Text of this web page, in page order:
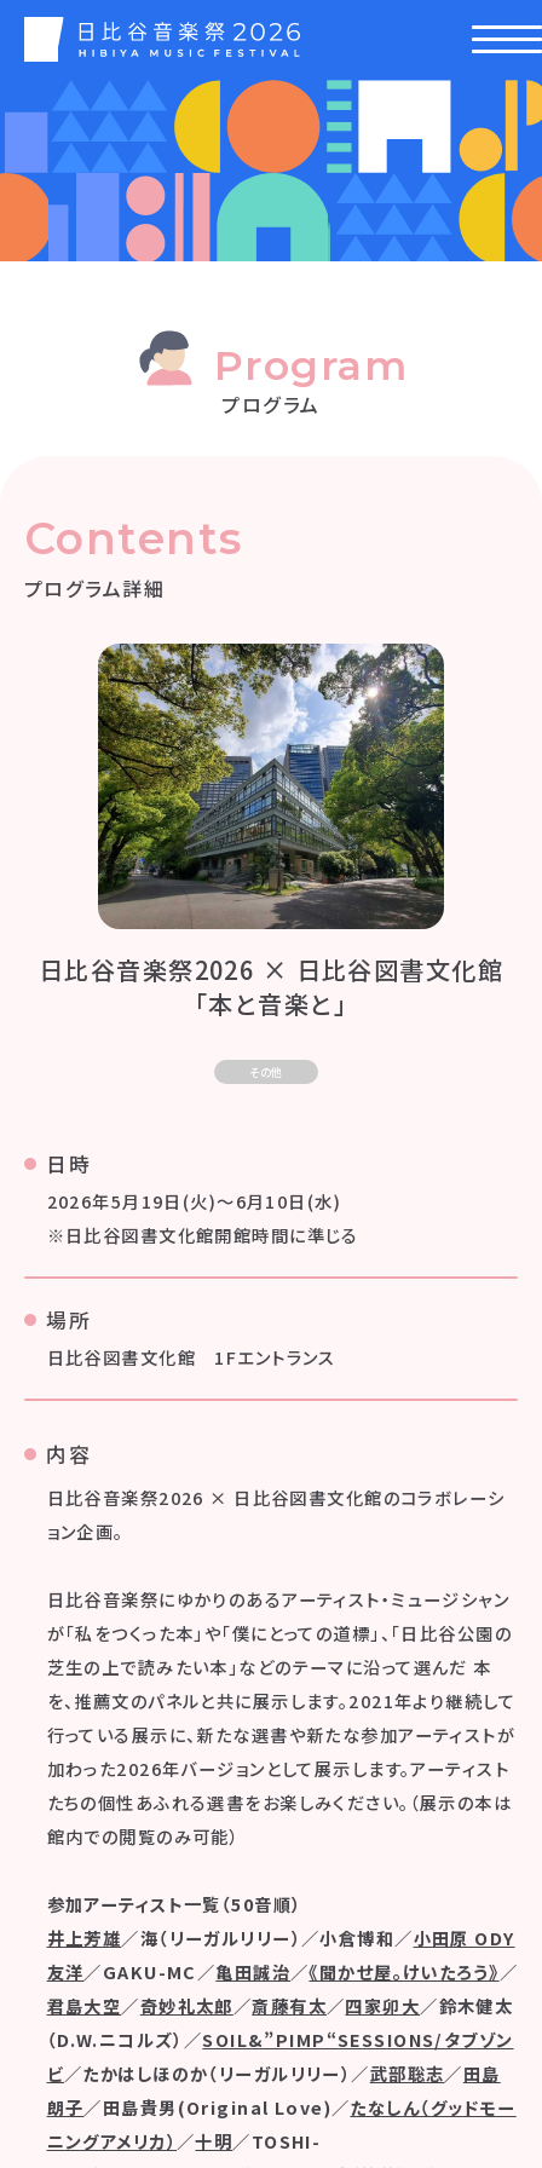
Program
プログラム
Contents
プログラム詳細
日比谷音楽祭2026 × 日比谷図書文化館
「本と音楽と」
その他
日時
2026年5月19日(火)〜6月10日(水)
※日比谷図書文化館開館時間に準じる
場所
日比谷図書文化館 1Fエントランス
内容
日比谷音楽祭2026 × 日比谷図書文化館のコラボレーシ
ョン企画。
日比谷音楽祭にゆかりのあるアーティスト・ミュージシャン
が「私をつくった本」や「僕にとっての道標」、「日比谷公園の
芝生の上で読みたい本」などのテーマに沿って選んだ 本
を、推薦文のパネルと共に展示します。2021年より継続して
行っている展示に、新たな選書や新たな参加アーティストが
加わった2026年バージョンとして展示します。アーティスト
たちの個性あふれる選書をお楽しみください。（展示の本は
館内での閲覧のみ可能）
参加アーティスト一覧（50音順）
井上芳雄／海（リーガルリリー）／小倉博和／小田原 ODY
友洋／GAKU-MC／亀田誠治／《聞かせ屋。けいたろう》／
君島大空／奇妙礼太郎／斎藤有太／四家卯大／鈴木健太
（D.W.ニコルズ）／SOIL&”PIMP“SESSIONS/タブゾン
ビ／たかはしほのか（リーガルリリー）／武部聡志／田島
朗子／田島貴男(Original Love)／たなしん（グッドモー
ニングアメリカ） ／十明／TOSHI-